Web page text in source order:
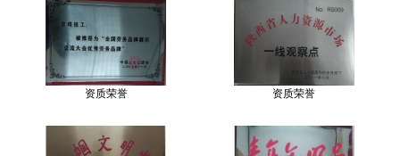
资质荣誉 资质荣誉